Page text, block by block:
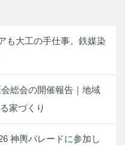
も大工の手仕事。鉄媒染
総会の開催報告｜地域
家づくり
神輿パレードに参加し